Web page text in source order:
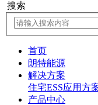
搜索
首页
朗特能源
解决方案
住宅ESS应用方
产品中心